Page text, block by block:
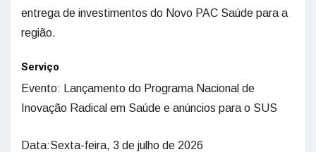
entrega de investimentos do Novo PAC Saúde para a
região.
Serviço
Evento: Lançamento do Programa Nacional de
Inovação Radical em Saúde e anúncios para o SUS
Data:Sexta-feira, 3 de julho de 2026